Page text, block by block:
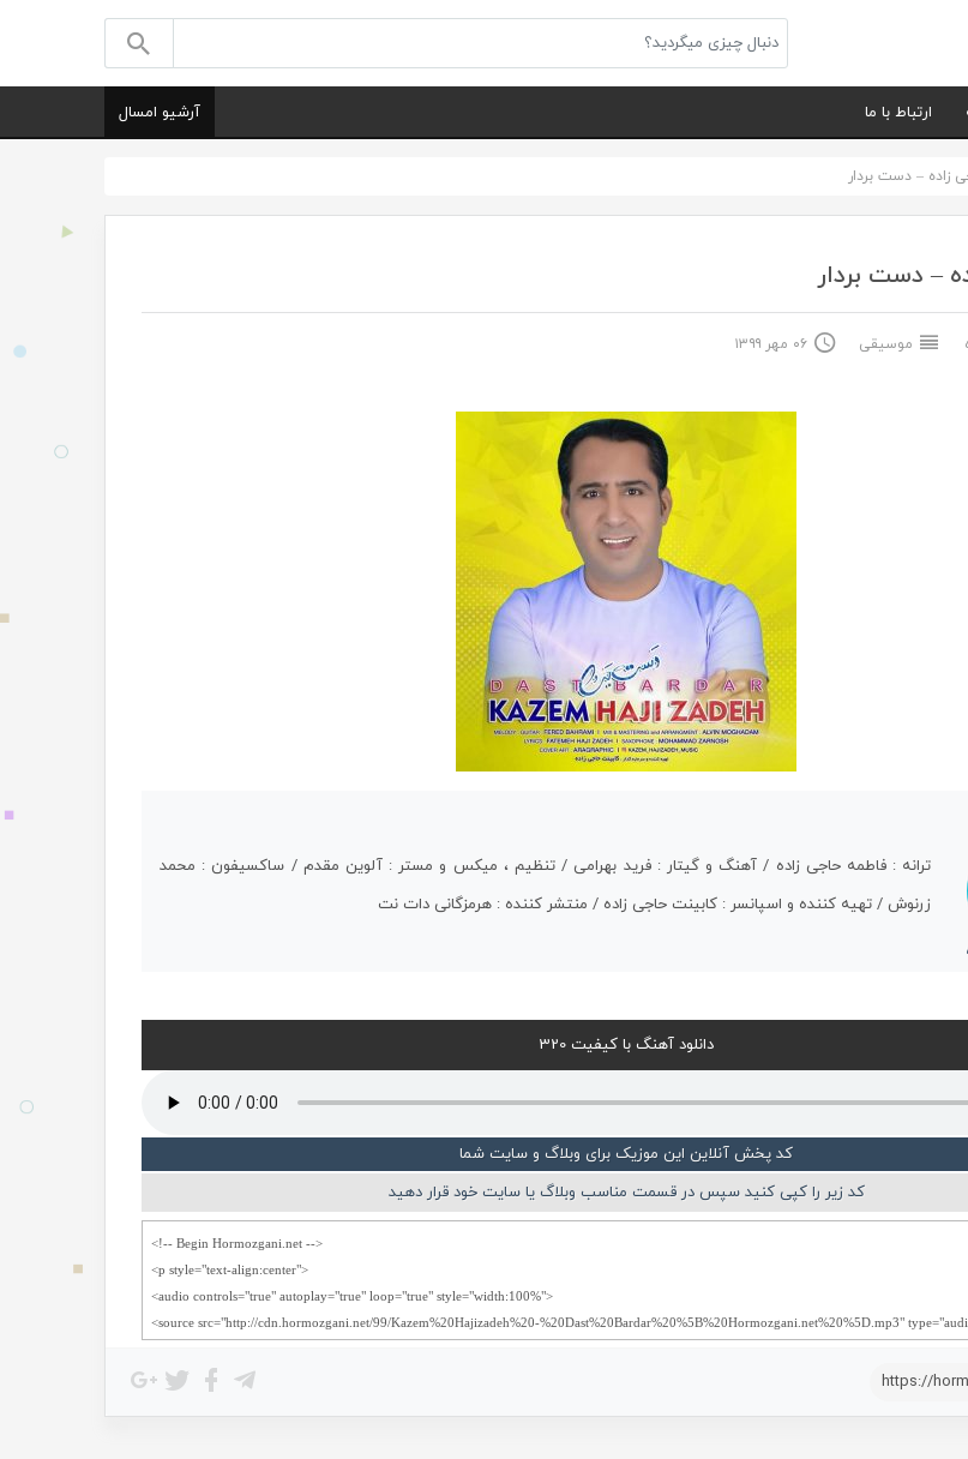
ارتباط با ما آرشیو امسال
زاده – دست بردار
– دست بردار
موسیقی ۰۶ مهر ۱۳۹۹
ترانه : فاطمه حاجی زاده / آهنگ و گیتار : فرید بهرامی / تنظیم ، میکس و مستر : آلوین مقدم / ساکسیفون : محمد
زرنوش / تهیه کننده و اسپانسر : کابینت حاجی زاده / منتشر کننده : هرمزگانی دات نت
دانلود آهنگ با کیفیت 320
کد پخش آنلاین این موزیک برای وبلاگ و سایت شما
کد زیر را کپی کنید سپس در قسمت مناسب وبلاگ یا سایت خود قرار دهید
https://